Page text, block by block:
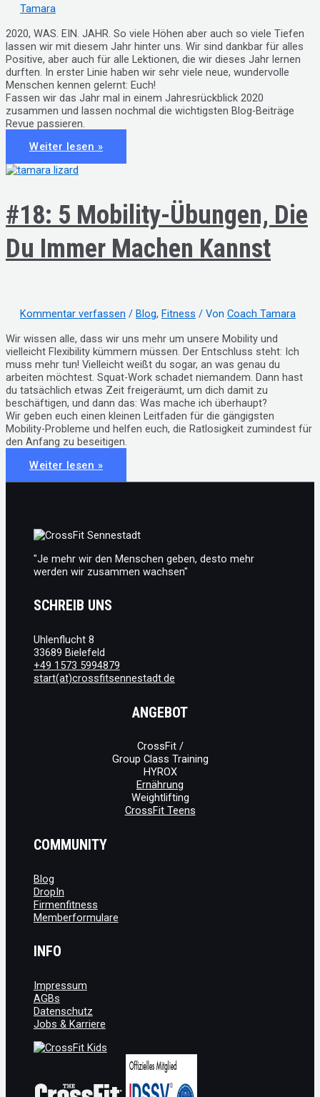
Tamara
2020, WAS. EIN. JAHR. So viele Höhen aber auch so viele Tiefen
lassen wir mit diesem Jahr hinter uns. Wir sind dankbar für alles
Positive, aber auch für alle Lektionen, die wir dieses Jahr lernen
durften. In erster Linie haben wir sehr viele neue, wundervolle
Menschen kennen gelernt: Euch!
Fassen wir das Jahr mal in einem Jahresrückblick 2020
zusammen und lassen nochmal die wichtigsten Blog-Beiträge
Revue passieren.
#24:
Jahresrückblick
2020
Weiter lesen »
#18: 5 Mobility-Übungen, Die
Du Immer Machen Kannst
Kommentar verfassen / Blog, Fitness / Von Coach Tamara
Wir wissen alle, dass wir uns mehr um unsere Mobility und
vielleicht Flexibility kümmern müssen. Der Entschluss steht: Ich
muss mehr tun! Vielleicht weißt du sogar, an was genau du
arbeiten möchtest. Squat-Work schadet niemandem. Dann hast
du tatsächlich etwas Zeit freigeräumt, um dich damit zu
beschäftigen, und dann das: Was mache ich überhaupt?
Wir geben euch einen kleinen Leitfaden für die gängigsten
Mobility-Probleme und helfen euch, die Ratlosigkeit zumindest für
den Anfang zu beseitigen.
#18:
5
Mobility-
machen
kannst
Weiter lesen »
"Je mehr wir den Menschen geben, desto mehr
werden wir zusammen wachsen"
SCHREIB UNS
Uhlenflucht 8
33689 Bielefeld
+49 1573 5994879
start(at)crossfitsennestadt.de
ANGEBOT
CrossFit /
Group Class Training
HYROX
Ernährung
Weightlifting
CrossFit Teens
COMMUNITY
Blog
DropIn
Firmenfitness
Memberformulare
INFO
Impressum
AGBs
Datenschutz
Jobs & Karriere